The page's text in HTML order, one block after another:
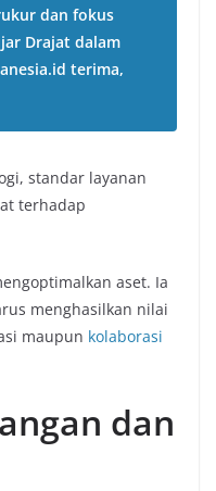
dan fokus
Drajat dalam
terima,
standar layanan
terhadap
aset. Ia
menghasilkan nilai
maupun kolaborasi
dan